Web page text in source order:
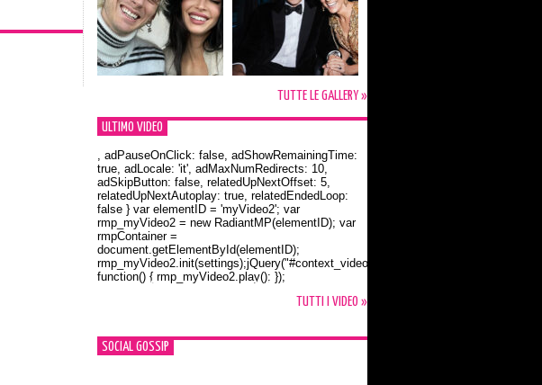
TUTTE LE GALLERY »
ULTIMO VIDEO
Orlando Bloom e la t-shirt dedicata a Flynn
, adPauseOnClick: false, adShowRemainingTime:
true, adLocale: 'it', adMaxNumRedirects: 10,
adSkipButton: false, relatedUpNextOffset: 5,
relatedUpNextAutoplay: true, relatedEndedLoop:
false } var elementID = 'myVideo2'; var
rmp_myVideo2 = new RadiantMP(elementID); var
rmpContainer =
document.getElementById(elementID);
rmp_myVideo2.init(settings);jQuery("#context_video2").one("mouseover",
function() { rmp_myVideo2.play(); });
TUTTI I VIDEO »
SOCIAL GOSSIP